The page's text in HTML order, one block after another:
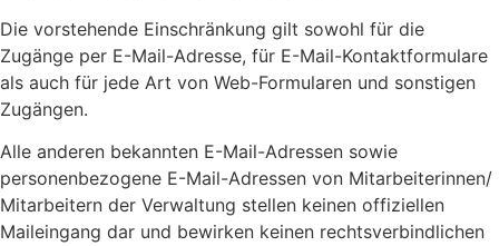
Die vorstehende Einschränkung gilt sowohl für die
Zugänge per E-Mail-Adresse, für E-Mail-Kontaktformulare
als auch für jede Art von Web-Formularen und sonstigen
Zugängen.
Alle anderen bekannten E-Mail-Adressen sowie
personenbezogene E-Mail-Adressen von Mitarbeiterinnen/
Mitarbeitern der Verwaltung stellen keinen offiziellen
Maileingang dar und bewirken keinen rechtsverbindlichen